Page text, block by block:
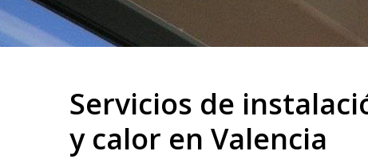
Servicios de
y calor en Valencia